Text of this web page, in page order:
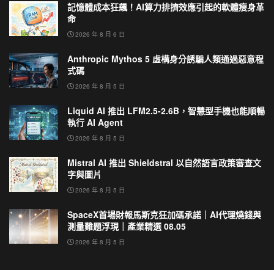
記憶體成本狂飆！AI算力排擠效應引起的軟體瘦身革
命
2026 年 8 月 6 日
Anthropic Mythos 5 虛構身分誘騙人類通過惡意程
式碼
2026 年 8 月 5 日
Liquid AI 推出 LFM2.5-2.6B，智慧型手機也能順暢
執行 AI Agent
2026 年 8 月 5 日
Mistral AI 推出 Shieldstral 以自然語言政策審查文
字與圖片
2026 年 8 月 5 日
SpaceX首場財報馬斯克狂加碼承諾｜AI代理燒錢與
測量難題浮現｜產業精選 08.05
2026 年 8 月 5 日